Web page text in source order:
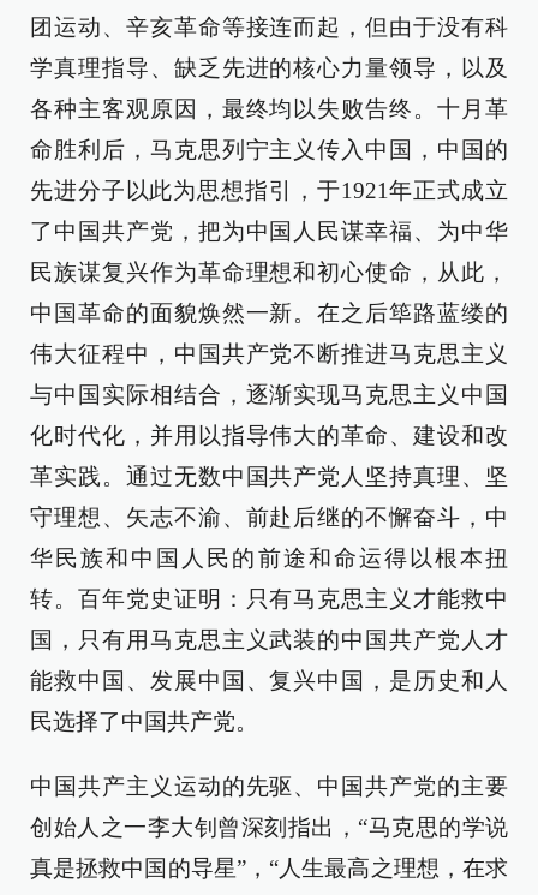
团运动、辛亥革命等接连而起，但由于没有科
学真理指导、缺乏先进的核心力量领导，以及
各种主客观原因，最终均以失败告终。十月革
命胜利后，马克思列宁主义传入中国，中国的
先进分子以此为思想指引，于1921年正式成立
了中国共产党，把为中国人民谋幸福、为中华
民族谋复兴作为革命理想和初心使命，从此，
中国革命的面貌焕然一新。在之后筚路蓝缕的
伟大征程中，中国共产党不断推进马克思主义
与中国实际相结合，逐渐实现马克思主义中国
化时代化，并用以指导伟大的革命、建设和改
革实践。通过无数中国共产党人坚持真理、坚
守理想、矢志不渝、前赴后继的不懈奋斗，中
华民族和中国人民的前途和命运得以根本扭
转。百年党史证明：只有马克思主义才能救中
国，只有用马克思主义武装的中国共产党人才
能救中国、发展中国、复兴中国，是历史和人
民选择了中国共产党。
中国共产主义运动的先驱、中国共产党的主要
创始人之一李大钊曾深刻指出，“马克思的学说
真是拯救中国的导星”，“人生最高之理想，在求